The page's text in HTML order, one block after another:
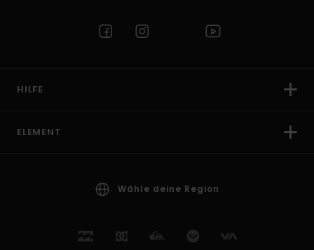
HILFE
ELEMENT
Wähle deine Region